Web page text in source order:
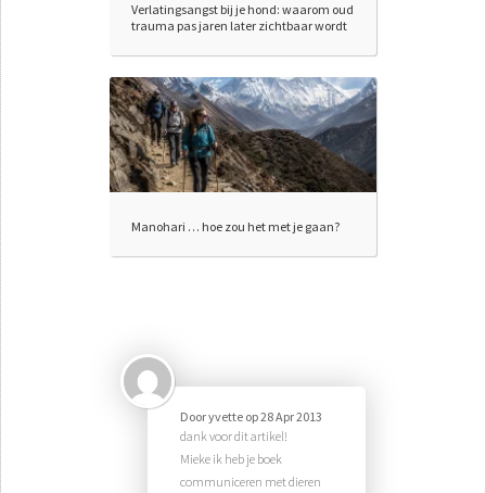
Verlatingsangst bij je hond: waarom oud
trauma pas jaren later zichtbaar wordt
Manohari … hoe zou het met je gaan?
Dooryvette op28 Apr 2013
dank voor dit artikel!
Mieke ik heb je boek
communiceren met dieren